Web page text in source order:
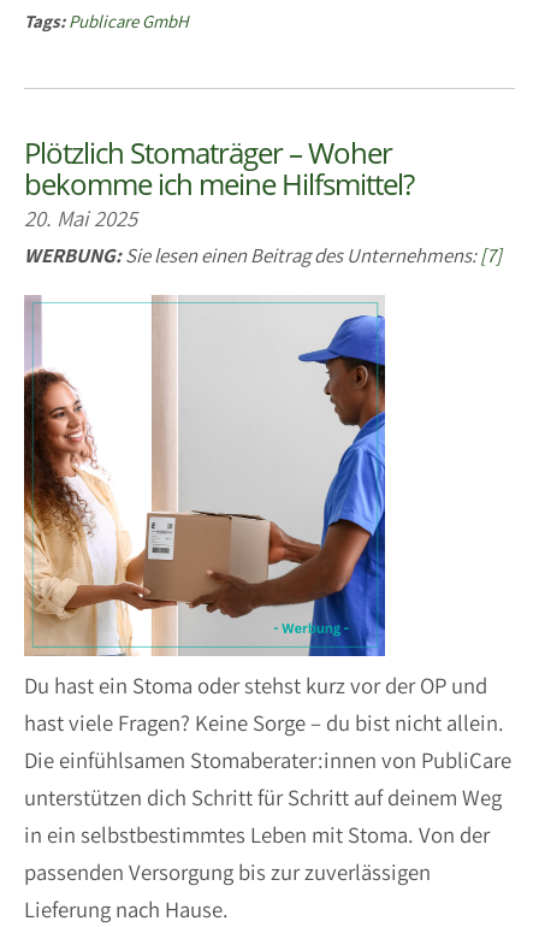
Tags:Publicare GmbH
Plötzlich Stomaträger – Woher
bekomme ich meine Hilfsmittel?
20. Mai 2025
WERBUNG:Sie lesen einen Beitrag des Unternehmens:[7]
Du hast ein Stoma oder stehst kurz vor der OP und
hast viele Fragen? Keine Sorge – du bist nicht allein.
Die einfühlsamen Stomaberater:innen von PubliCare
unterstützen dich Schritt für Schritt auf deinem Weg
in ein selbstbestimmtes Leben mit Stoma. Von der
passenden Versorgung bis zur zuverlässigen
Lieferung nach Hause.